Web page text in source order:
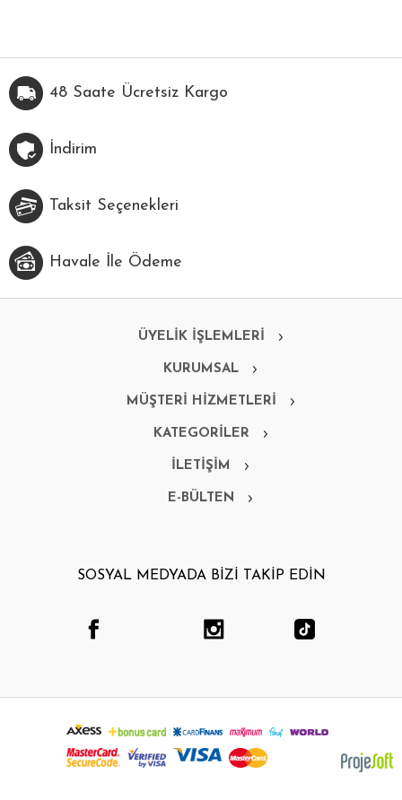
48 Saate Ücretsiz Kargo
İndirim
Taksit Seçenekleri
Havale İle Ödeme
ÜYELİK İŞLEMLERİ
KURUMSAL
MÜŞTERİ HİZMETLERİ
KATEGORİLER
İLETİŞİM
E-BÜLTEN
SOSYAL MEDYADA BİZİ TAKİP EDİN